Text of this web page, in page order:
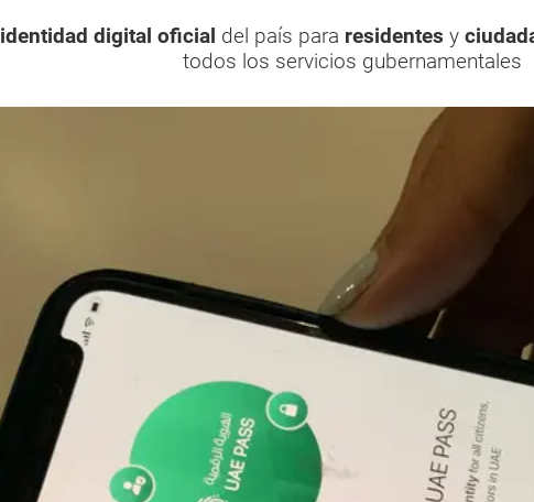
identidad digital oficial del país para residentes y
todos los servicios gubernamentales